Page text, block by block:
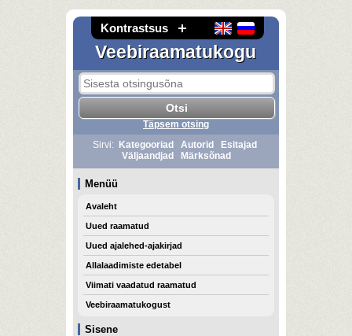
Kontrastsus
Veebiraamatukogu
Sisene
Täpsem otsing
Sirvi:
Kategooriad Autorid
Esitajad
Väljaandjad
Märksõnad
Menüü
Avaleht
Uued raamatud
Uued ajalehed-ajakirjad
Allalaadimiste edetabel
Viimati vaadatud raamatud
Veebiraamatukogust